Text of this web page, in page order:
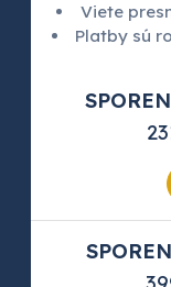
Viete
Platby sú